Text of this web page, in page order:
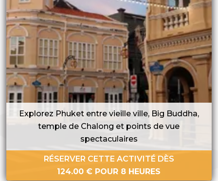
Explorez Phuket entre vieille ville, Big Buddha,
temple de Chalong et points de vue
spectaculaires
RÉSERVER CETTE ACTIVITÉ DÈS
124.00€ POUR 8 HEURES